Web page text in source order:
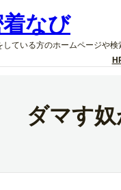
なび
している方のホームページや
ダマす